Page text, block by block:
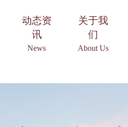
动态资
讯
News
关于我
们
About Us